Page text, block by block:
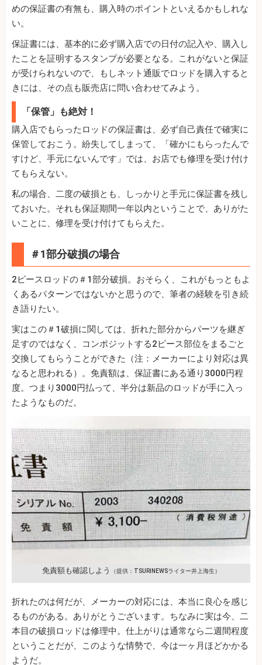
めの保証書の有無も、購入時のポイントといえるかもしれな
い。
保証書には、基本的に必ず購入店での日付の記入や、購入し
たことを証明するスタンプが必要となる。これがないと保証
が受けられないので、もしネット通販でロッドを購入すると
きには、その点も販売店に問い合わせてみよう。
「保管」も絶対！
購入店でもらったロッドの保証書は、必ず自己責任で確実に
保管しておこう。紛失してしまって、「確かにもらったんで
すけど、手元にないんです」では、お店でも修理を受け付け
てもらえない。
私の場合、二度の破損とも、しっかりと手元に保証書を残し
ておいた。それも保証期間一年以内ということで、ありがた
いことに、修理を受け付けてもらえた。
＃1部分破損の場合
2ピースロッドの＃1部分破損。おそらく、これがもっともよ
くあるパターンではないかと思うので、筆者の経験を引き続
き語りたい。
実はこの＃1破損に関しては、折れた部分からパーツを継ぎ
足すのではなく、コンポジットする2ピース部位をまるごと
交換してもらうことができた（注：メーカーにより対応は異
なると思われる）。免責額は、保証書にある通り3000円程
度。つまり3000円払って、半分は新品のロッドが手に入っ
たようなものだ。
免責額も確認しよう （提供：TSURINEWSライター井上海生）
折れたのは何だが、メーカーの対応には、本当に良心を感じ
るものがある。ありがとうございます。ちなみに実は今、二
本目の破損ロッドは修理中。仕上がりは通常なら二週間程度
ということだが、このような情勢で、今は一ヶ月ほどかかる
ようだ。